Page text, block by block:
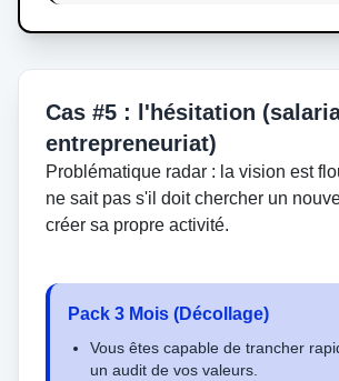
Cas #5 : l'hésitation
entrepreneuriat)
Problématique radar : la vision est
ne sait pas s'il doit chercher un
créer sa propre activité.
Pack 3 Mois (Décollage)
Vous êtes capable de trancher
un audit de vos valeurs.